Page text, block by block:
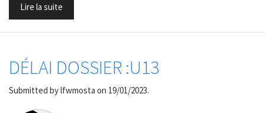
Lire la suite
DÉLAI DOSSIER :U13
Submitted bylfwmosta on 19/01/2023.